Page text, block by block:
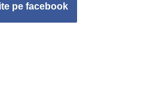
pe facebook